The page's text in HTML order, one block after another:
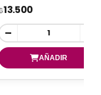
13.500
-